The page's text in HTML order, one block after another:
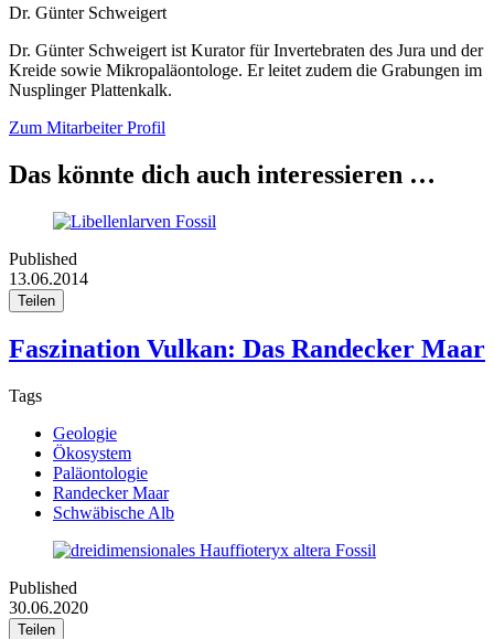
Dr. Günter Schweigert
Dr. Günter Schweigert ist Kurator für Invertebraten des Jura und der
Kreide sowie Mikropaläontologe. Er leitet zudem die Grabungen im
Nusplinger Plattenkalk.
Zum Mitarbeiter Profil
Das könnte dich auch interessieren …
Published
13.06.2014
Teilen
Faszination Vulkan: Das Randecker Maar
Tags
Geologie
Ökosystem
Paläontologie
Randecker Maar
Schwäbische Alb
Published
30.06.2020
Teilen